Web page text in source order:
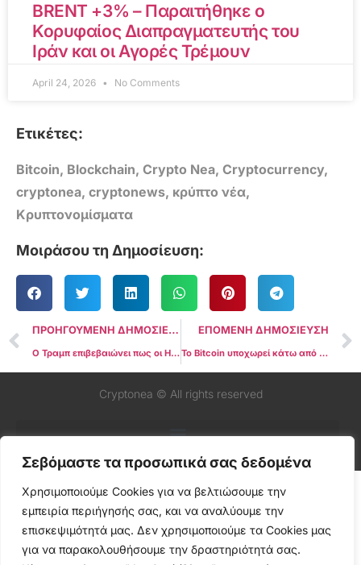
Σεβόμαστε τα προσωπικά σας δεδομένα
Χρησιμοποιούμε Cookies για να βελτιώσουμε την
εμπειρία περιήγησής σας, και να αναλύουμε την
επισκεψιμότητά μας. Δεν χρησιμοποιούμε τα Cookies μας
για να παρακολουθήσουμε την δραστηριότητά σας.
BRENT +3% – Παραιτήθηκε ο
Κορυφαίος Διαπραγματευτής του
Ιράν και οι Αγορές Τρέμουν
April 24, 2026 No Comments
Ετικέτες:
Bitcoin, Blockchain, Crypto Nea, Cryptocurrency,
cryptonea, cryptonews, κρύπτο νέα,
Κρυπτονομίσματα
Μοιράσου τη Δημοσίευση:
ΠΡΟΗΓΟΥΜΕΝΗ ΔΗΜΟΣΙΕΥΣΗ
Ο Τραμπ επιβεβαιώνει πως οι ΗΠΑ βρίσκονται σε εμπορικό πόλεμο με την Κίνα
ΕΠΟΜΕΝΗ ΔΗΜΟΣΙΕΥΣΗ
Το Bitcoin υποχωρεί κάτω από τα $105.000, στο χαμηλότερο επίπεδο 15 εβδομάδων, καθώς επανέρχονται οι φόβοι για τις αμερικανικές τράπεζες
Cryptonea © All rights reserved